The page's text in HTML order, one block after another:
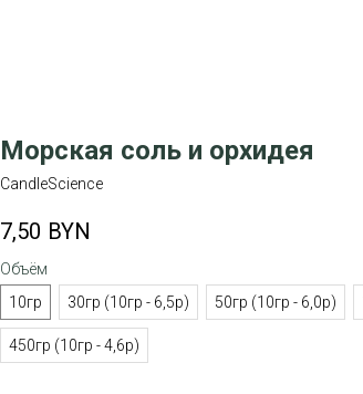
Морская соль и орхидея
CandleScience
7,50 BYN
Объём
10гр
30гр (10гр - 6,5р) 50гр (10гр - 6,0р)
450гр (10гр - 4,6р)